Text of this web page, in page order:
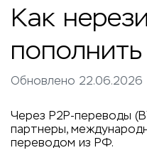
Как
Обновлено 22.06.2026
Через P2P-переводы
партнеры,
переводом из РФ.